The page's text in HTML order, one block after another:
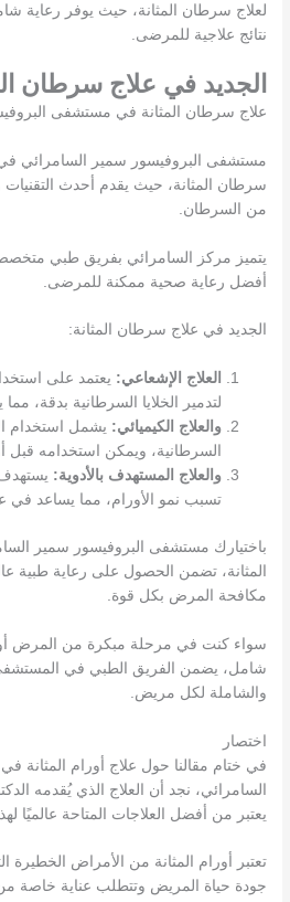
لعلاج سرطان المثانة، حيث يوفر
نتائج علاجية للمرضى.
الجديد في علاج سرطان
علاج سرطان المثانة في مستشفى
مستشفى البروفيسور سمير السامرائي في
سرطان المثانة، حيث يقدم أحدث التقنيات
من السرطان.
يتميز مركز السامرائي بفريق طبي
أفضل رعاية صحية ممكنة للمرضى.
الجديد في علاج سرطان المثانة:
العلاج الإشعاعي: يعتمد على
لتدمير الخلايا السرطانية بدقة، مما
والعلاج الكيميائي: يشمل استخدام
السرطانية، ويمكن استخدامه قبل
والعلاج المستهدف بالأدوية: يستهدف
تسبب نمو الأورام، مما يساعد في
باختيارك مستشفى البروفيسور سمير
المثانة، تضمن الحصول على رعاية طبية
مكافحة المرض بكل قوة.
سواء كنت في مرحلة مبكرة من المرض
شامل، يضمن الفريق الطبي في المستشفى
والشاملة لكل مريض.
اختصار
في ختام مقالنا حول علاج أورام المثانة
السامرائي، نجد أن العلاج الذي يُقدمه
يعتبر من أفضل العلاجات المتاحة عالميًا
تعتبر أورام المثانة من الأمراض
جودة حياة المريض وتتطلب عناية خاصة